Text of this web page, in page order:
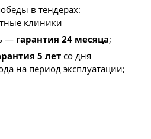
в тендерах:
клиники
— гарантия 24 месяца;
5 летсо дня
на период эксплуатации;